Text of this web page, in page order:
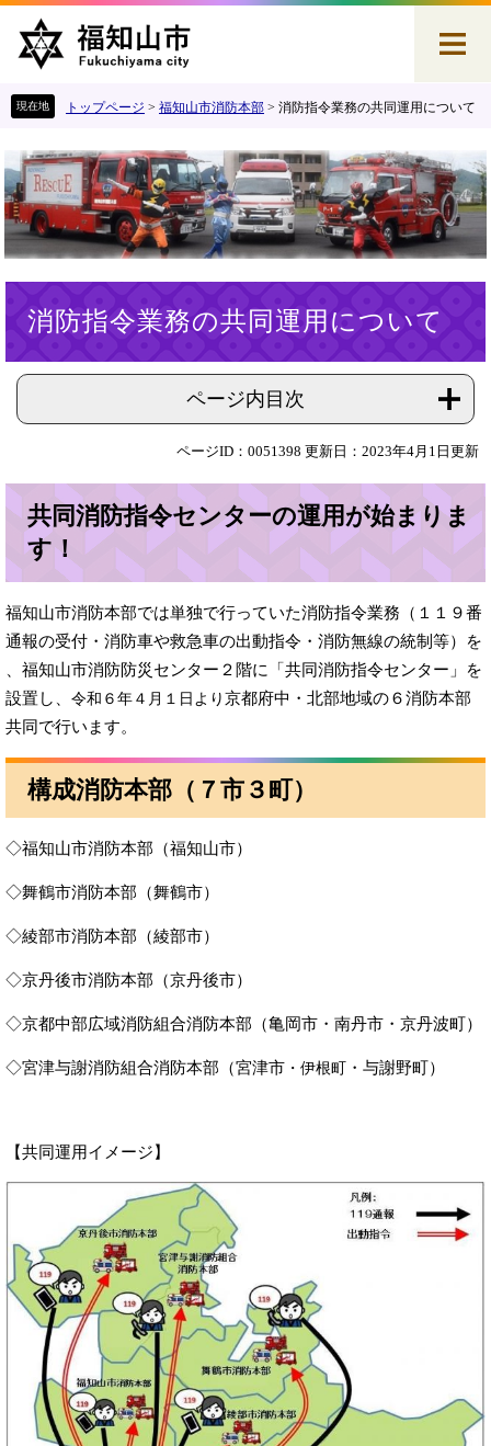
す
。
し
て
本
文
トップページ > 福知山市消防本部 > 消防指令業務の共同運用について
消防指令業務の共同運用について
ページ内目次
ページID：0051398 更新日：2023年4月1日更新
共同消防指令センターの運用が始まりま
す！
福知山市消防本部では単独で行っていた消防指令業務（１１９番
通報の受付・消防車や救急車の出動指令・消防無線の統制等）を​
、福知山市消防防災センター２階に「共同消防指令センター」を
設置し、 令和６年４月１日より 京都府中・北部地域の６消防本部
共同で行います。
構成消防本部（７市３町）
◇福知山市消防本部（福知山市）
◇舞鶴市消防本部（舞鶴市）
◇綾部市消防本部（綾部市）
◇京丹後市消防本部（京丹後市）
◇京都中部広域消防組合消防本部（亀岡市・南丹市・京丹波町）
◇宮津与謝消防組合消防本部（宮津市 ・伊根町 ・与謝野町）
【共同運用イメージ】